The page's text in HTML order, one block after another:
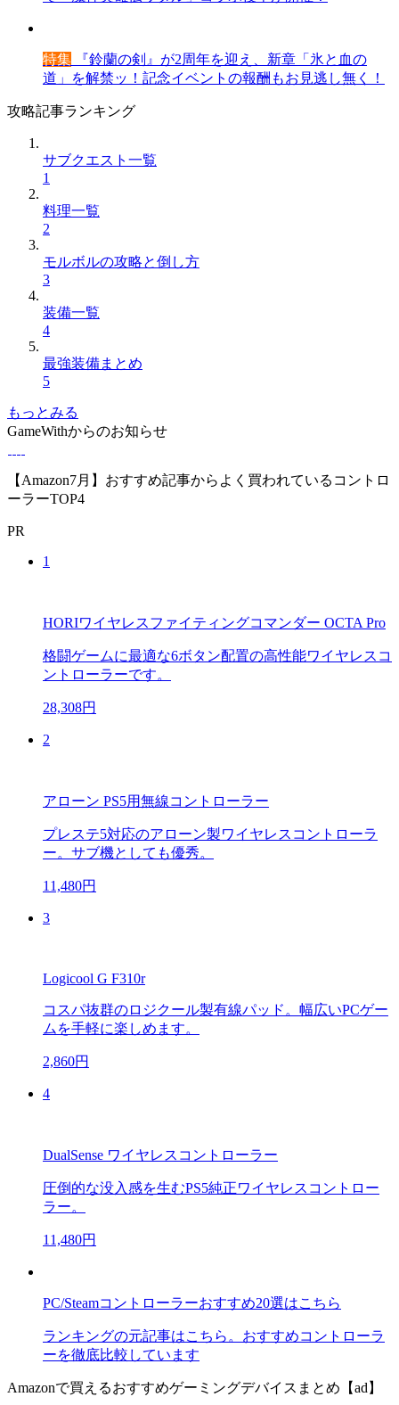
特集 『鈴蘭の剣』が2周年を迎え、新章「氷と血の
道」を解禁ッ！記念イベントの報酬もお見逃し無く！
攻略記事ランキング
サブクエスト一覧
1
料理一覧
2
モルボルの攻略と倒し方
3
装備一覧
4
最強装備まとめ
5
もっとみる
GameWithからのお知らせ
【Amazon7月】おすすめ記事からよく買われているコントロ
ーラーTOP4
PR
1
HORIワイヤレスファイティングコマンダー OCTA Pro
格闘ゲームに最適な6ボタン配置の高性能ワイヤレスコ
ントローラーです。
28,308円
2
アローン PS5用無線コントローラー
プレステ5対応のアローン製ワイヤレスコントローラ
ー。サブ機としても優秀。
11,480円
3
Logicool G F310r
コスパ抜群のロジクール製有線パッド。幅広いPCゲー
ムを手軽に楽しめます。
2,860円
4
DualSense ワイヤレスコントローラー
圧倒的な没入感を生むPS5純正ワイヤレスコントロー
ラー。
11,480円
PC/Steamコントローラーおすすめ20選はこちら
ランキングの元記事はこちら。おすすめコントローラ
ーを徹底比較しています
Amazonで買えるおすすめゲーミングデバイスまとめ【ad】